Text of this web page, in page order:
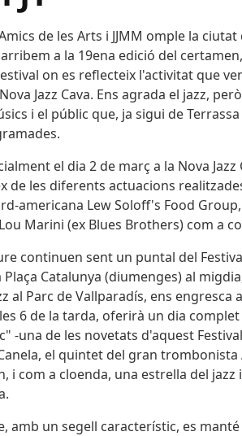
de les Arts i JJMM omple la
arribem a la 19ena edició del
on es reflecteix l'activitat que
Jazz Cava. Ens agrada el jazz,
i el públic que, ja sigui de
el dia 2 de març a la Nova
de les diferents actuacions
americana Lew Soloff's Food
Marini (ex Blues Brothers) com a
continuen sent un puntal del
Plaça Catalunya (diumenges) al
al Parc de Vallparadís, ens
6 de la tarda, oferirà un dia
-una de les novetats d'aquest
el quintet del gran
i com a cloenda, una estrella del
amb un segell característic, es